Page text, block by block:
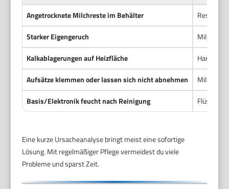
Angetrocknete Milchreste im Behälter
Reste
Starker Eigengeruch
Kalkablagerungen auf Heizfläche
Hartes
Aufsätze klemmen oder lassen sich nicht abnehmen
Milch hat
Basis/Elektronik feucht nach Reinigung
Eine kurze Ursacheanalyse bringt meist eine sofortige
Lösung. Mit regelmäßiger Pflege vermeidest du viele
Probleme und sparst Zeit.